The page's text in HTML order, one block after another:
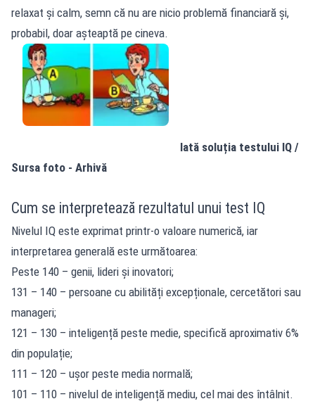
relaxat și calm, semn că nu are nicio problemă financiară și,
probabil, doar așteaptă pe cineva.
Iată soluția testului IQ /
Sursa foto - Arhivă
Cum se interpretează rezultatul unui test IQ
Nivelul IQ este exprimat printr-o valoare numerică, iar
interpretarea generală este următoarea:
Peste 140 – genii, lideri și inovatori;
131 – 140 – persoane cu abilități excepționale, cercetători sau
manageri;
121 – 130 – inteligență peste medie, specifică aproximativ 6%
din populație;
111 – 120 – ușor peste media normală;
101 – 110 – nivelul de inteligență mediu, cel mai des întâlnit.